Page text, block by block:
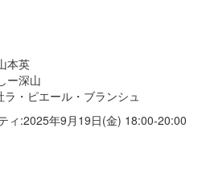
本英
ー深山
・ピエール・ブランシュ
ィ:2025年9月19日(金) 18:00-20:00